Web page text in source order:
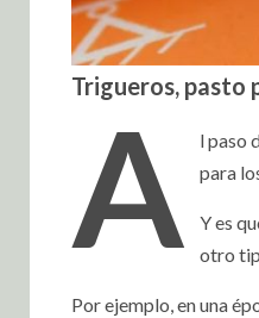
Trigueros, pasto
A
l paso
para
Y es
otro
Por ejemplo, en una